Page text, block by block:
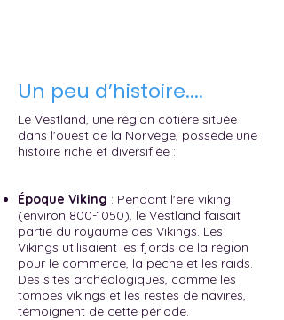
Un peu d’histoire....
Le Vestland, une région côtière située
dans l'ouest de la Norvège, possède une
histoire riche et diversifiée :
Époque Viking : Pendant l'ère viking
(environ 800-1050), le Vestland faisait
partie du royaume des Vikings. Les
Vikings utilisaient les fjords de la région
pour le commerce, la pêche et les raids.
Des sites archéologiques, comme les
tombes vikings et les restes de navires,
témoignent de cette période.